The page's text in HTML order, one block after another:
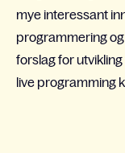
mye interessant
programmering
forslag for
live programming